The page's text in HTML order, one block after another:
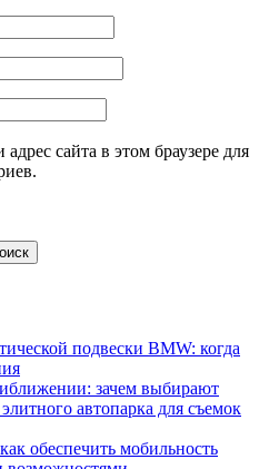
сайта в этом браузере для
подвески BMW: когда
зачем выбирают
автопарка для съемок
обеспечить мобильность